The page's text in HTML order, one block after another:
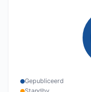
Gepubliceerd